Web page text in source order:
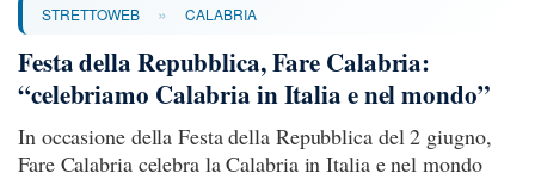
STRETTOWEB » CALABRIA
Festa della Repubblica, Fare Calabria:
“celebriamo Calabria in Italia e nel mondo”
In occasione della Festa della Repubblica del 2 giugno,
Fare Calabria celebra la Calabria in Italia e nel mondo